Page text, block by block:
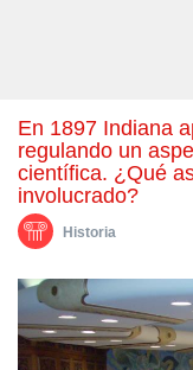
En 1897 Indiana aprobó un proyecto de ley
regulando un
científica. ¿Qué
involucrado?
Historia